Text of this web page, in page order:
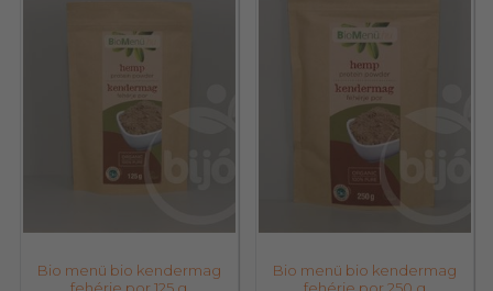
Bio menü bio kendermag
Bio menü bio kendermag